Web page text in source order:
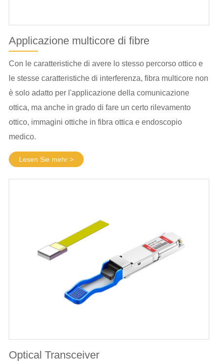
Applicazione multicore di fibre
Con le caratteristiche di avere lo stesso percorso ottico e
le stesse caratteristiche di interferenza, fibra multicore non
è solo adatto per l'applicazione della comunicazione
ottica, ma anche in grado di fare un certo rilevamento
ottico, immagini ottiche in fibra ottica e endoscopio
medico.
Lesen Sie mehr >
Optical Transceiver